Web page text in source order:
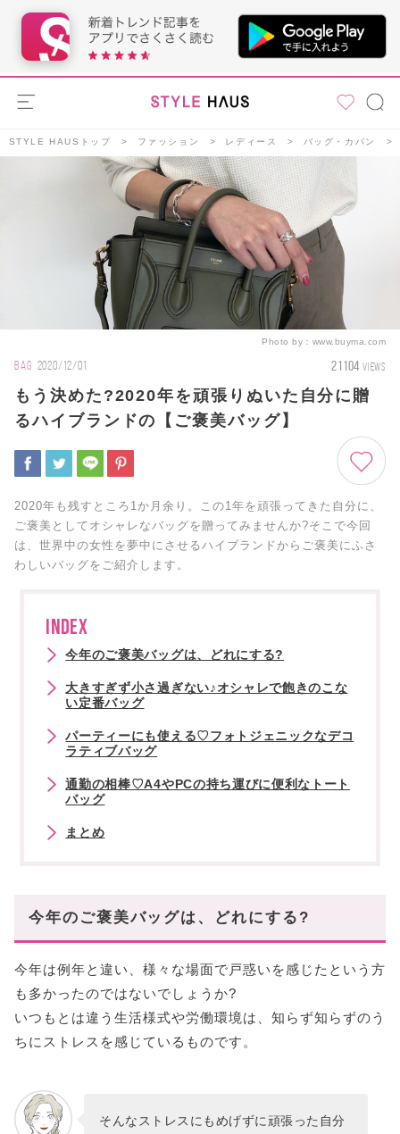
STYLE HAUSトップ ファッション レディース バッグ・カバン
Photo by： www.buyma.com
BAG 2020/12/01 21104 VIEWS
もう決めた?2020年を頑張りぬいた自分に贈
るハイブランドの【ご褒美バッグ】
2020年も残すところ1か月余り。この1年を頑張ってきた自分に、
ご褒美としてオシャレなバッグを贈ってみませんか?そこで今回
は、世界中の女性を夢中にさせるハイブランドからご褒美にふさ
わしいバッグをご紹介します。
INDEX
今年のご褒美バッグは、どれにする?
大きすぎず小さ過ぎない♪オシャレで飽きのこな
い定番バッグ
パーティーにも使える♡フォトジェニックなデコ
ラティブバッグ
通勤の相棒♡A4やPCの持ち運びに便利なトート
バッグ
まとめ
今年のご褒美バッグは、どれにする?
今年は例年と違い、様々な場面で戸惑いを感じたという方
も多かったのではないでしょうか?
いつもとは違う生活様式や労働環境は、知らず知らずのう
ちにストレスを感じているものです。
そんなストレスにもめげずに頑張った自分